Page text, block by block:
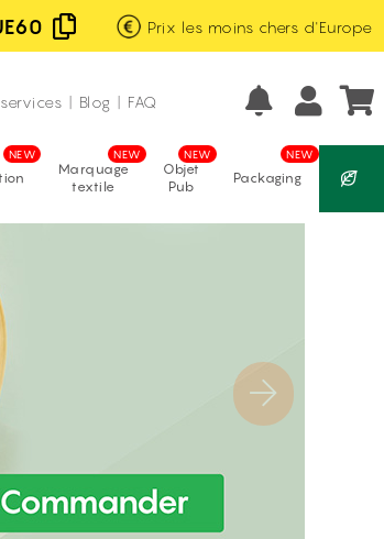
Prix les moins chers d'Europe
Excellent
avis vérifiés
Fabrication française
| Blog | FAQ
Marquage
textile
Objet
Pub
Packaging